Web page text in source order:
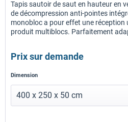
Tapis sautoir de saut en hauteur en
de décompression anti-pointes
monobloc a pour effet une réception
produit multiblocs. Parfaitement
Prix sur demande
Dimension